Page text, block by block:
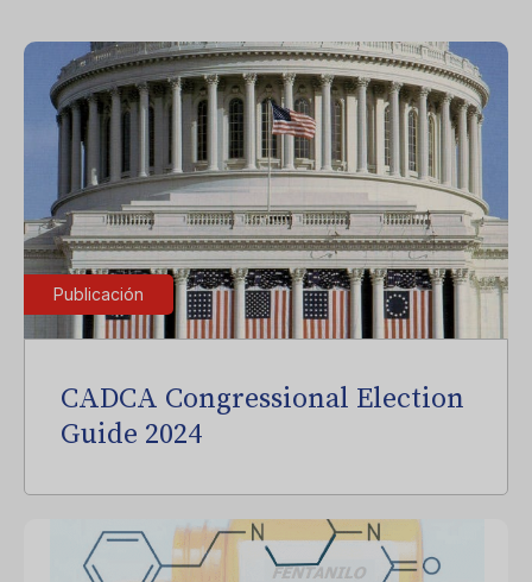
Publicación
CADCA Congressional Election
Guide 2024